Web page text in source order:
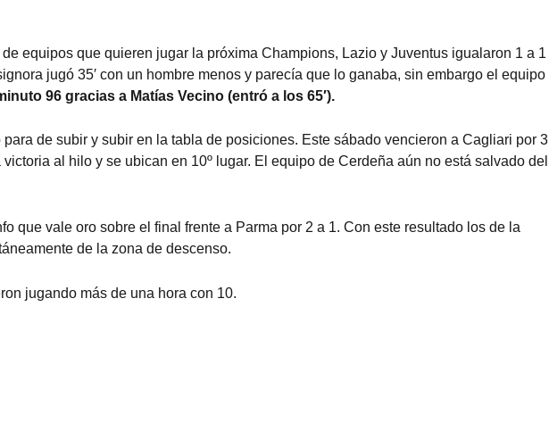
equipos que quieren jugar la próxima Champions, Lazio y Juventus igualaron 1 a 1
jugó 35′ con un hombre menos y parecía que lo ganaba, sin embargo el equipo
96 gracias a Matías Vecino (entró a los 65′).
de subir y subir en la tabla de posiciones. Este sábado vencieron a Cagliari por 3
al hilo y se ubican en 10º lugar. El equipo de Cerdeña aún no está salvado del
que vale oro sobre el final frente a Parma por 2 a 1. Con este resultado los de la
de la zona de descenso.
jugando más de una hora con 10.